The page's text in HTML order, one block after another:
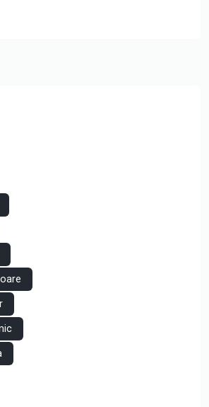
sala de mese la demisol.
si ceai.
este sa va aduceti laptopul si
TVA.
si vizionari, ne puteti contacta la